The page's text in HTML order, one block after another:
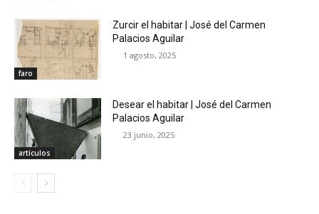
faro
Zurcir el habitar | José del Carmen
Palacios Aguilar
1 agosto, 2025
artículos
Desear el habitar | José del Carmen
Palacios Aguilar
23 junio, 2025